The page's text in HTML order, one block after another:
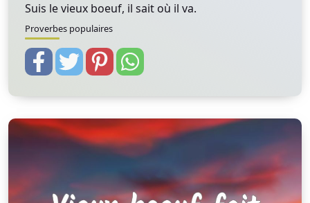
Suis le vieux boeuf, il sait où il va.
Proverbes populaires